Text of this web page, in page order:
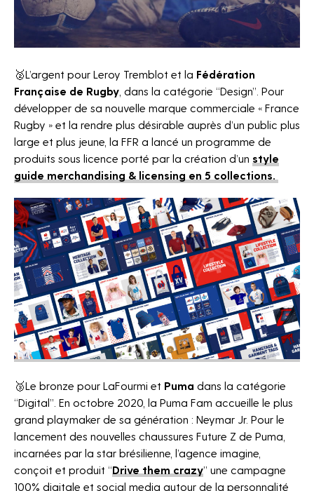
🥈L’argent pour Leroy Tremblot et la Fédération
Française de Rugby , dans la catégorie “Design”. Pour
développer de sa nouvelle marque commerciale « France
Rugby » et la rendre plus désirable auprès d’un public plus
large et plus jeune, la FFR a lancé un programme de
produits sous licence porté par la création d’un style
guide merchandising & licensing en 5 collections.
🥉Le bronze pour LaFourmi et Puma dans la catégorie
“Digital”. En octobre 2020, la Puma Fam accueille le plus
grand playmaker de sa génération : Neymar Jr. Pour le
lancement des nouvelles chaussures Future Z de Puma,
incarnées par la star brésilienne, l’agence imagine,
conçoit et produit “Drive them crazy” une campagne
100% digitale et social media autour de la personnalité